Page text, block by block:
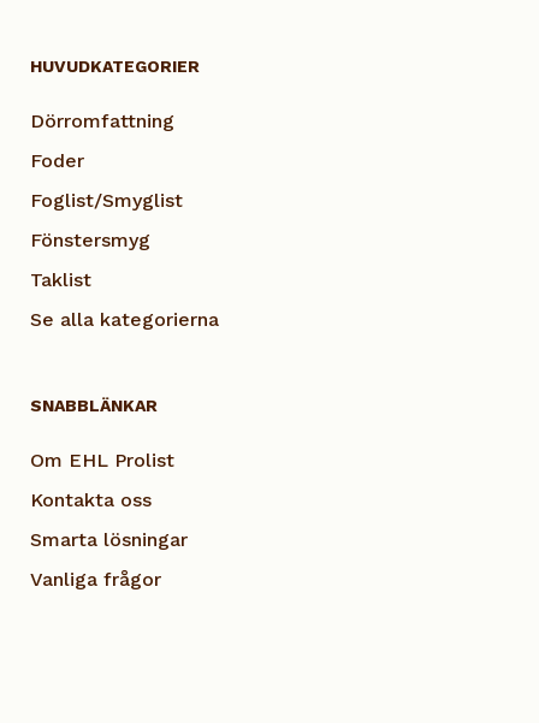
HUVUDKATEGORIER
Dörromfattning
Foder
Foglist/Smyglist
Fönstersmyg
Taklist
Se alla kategorierna
SNABBLÄNKAR
Om EHL Prolist
Kontakta oss
Smarta lösningar
Vanliga frågor